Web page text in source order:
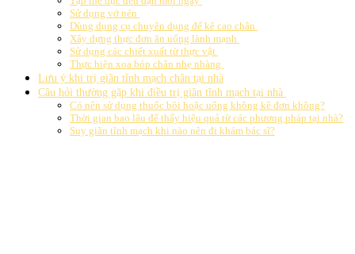
Sử dụng vớ nén
Dùng dụng cụ chuyên dụng để kê cao chân
Xây dựng thực đơn ăn uống lành mạnh
Sử dụng các chiết xuất từ thực vật
Thực hiện xoa bóp chân nhẹ nhàng
Lưu ý khi trị giãn tĩnh mạch chân tại nhà
Câu hỏi thường gặp khi điều trị giãn tĩnh mạch tại nhà
Có nên sử dụng thuốc bôi hoặc uống không kê đơn không?
Thời gian bao lâu để thấy hiệu quả từ các phương pháp tại nhà?
Suy giãn tĩnh mạch khi nào nên đi khám bác sĩ?